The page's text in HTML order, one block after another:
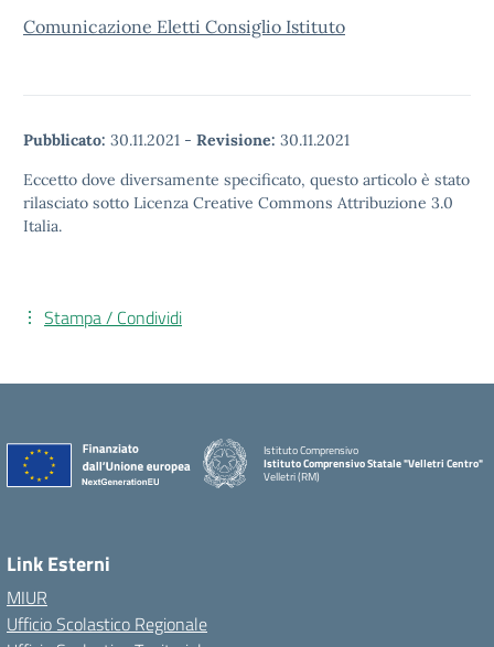
Comunicazione Eletti Consiglio Istituto
Pubblicato: 30.11.2021 - Revisione: 30.11.2021
Eccetto dove diversamente specificato, questo articolo è stato
rilasciato sotto Licenza Creative Commons Attribuzione 3.0
Italia.
Stampa / Condividi
Istituto Comprensivo
Istituto Comprensivo Statale "Velletri Centro"
Velletri (RM)
Link Esterni
MIUR
Ufficio Scolastico Regionale